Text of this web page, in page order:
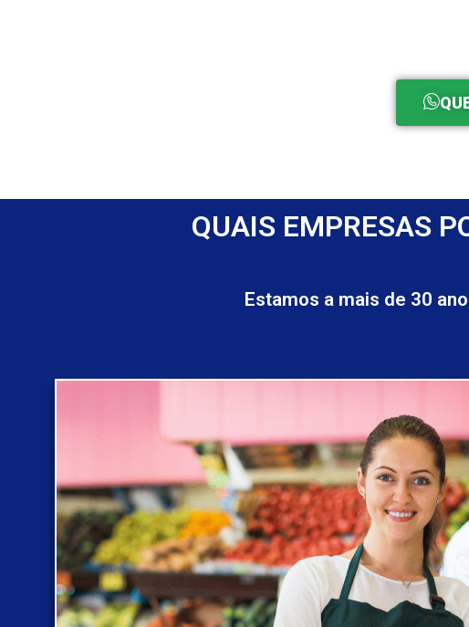
QUAIS EMPRESAS
Estamos a mais de 30